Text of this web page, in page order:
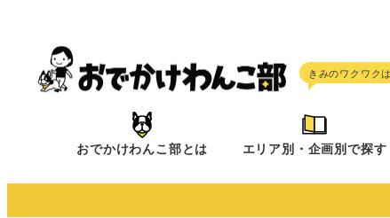
おでかけわんこ部とは エリア別・企画別で探す